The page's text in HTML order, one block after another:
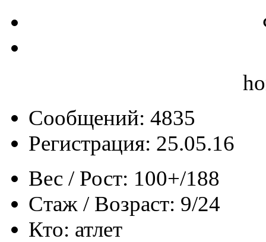
Сообщений: 4835
Регистрация: 25.05.16
Вес / Рост: 100+/188
Стаж / Возраст: 9/24
Кто: атлет